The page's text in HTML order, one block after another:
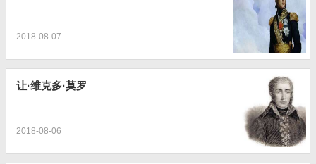
2018-08-07
让·维克多·莫罗
2018-08-06